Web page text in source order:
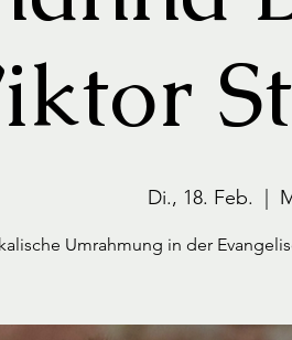
Di., 18. Feb.
Umrahmung in der